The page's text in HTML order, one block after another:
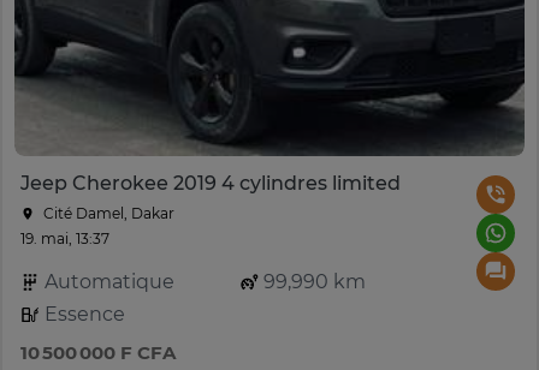
Jeep Cherokee 2019 4 cylindres limited
Cité Damel, Dakar
19. mai, 13:37
Automatique
99,990 km
Essence
10 500 000 F CFA